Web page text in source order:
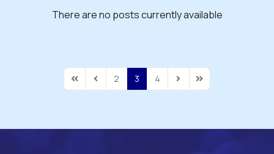
There are no posts currently available
First PagePrevious Page
2 3 4 Next PageLast Page